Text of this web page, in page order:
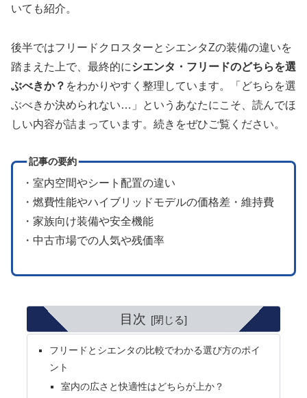
いても紹介。
後半ではフリードクロスターとシエンタZの装備の違いを
踏まえた上で、最終的にシエンタ・フリードのどちらを選
ぶべきか？ をわかりやすく整理しています。「どちらを選
ぶべきか決められない…」というあなたにこそ、読んでほ
しい内容が詰まっています。続きをぜひご覧ください。
記事の要約
・室内空間やシート配置の違い
・燃費性能やハイブリッドモデルの価格差・維持費
・家族向け装備や安全機能
・中古市場での人気や残価率
目次
フリードとシエンタの比較でわかる選び方のポイ
ント
室内の広さと快適性はどちらが上か？